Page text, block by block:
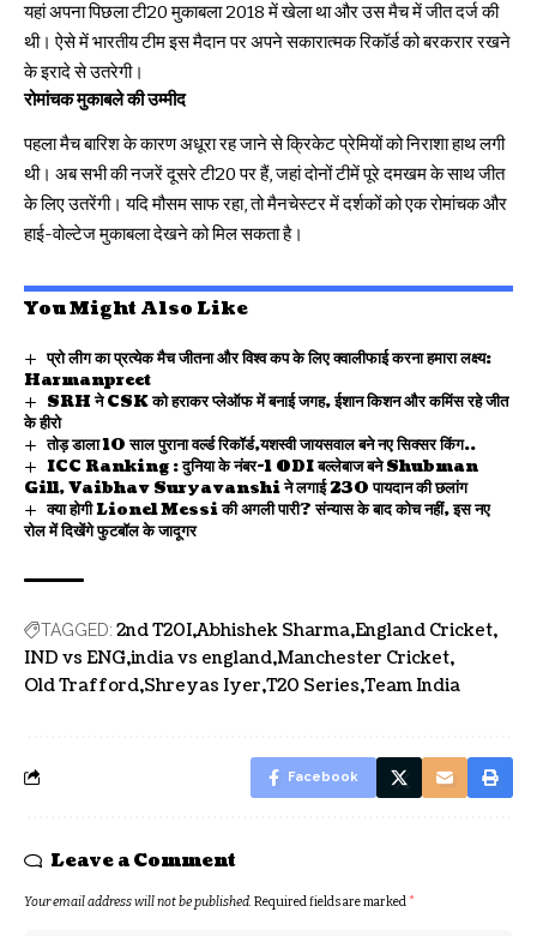
यहां अपना पिछला टी20 मुकाबला 2018 में खेला था और उस मैच में जीत दर्ज की
थी। ऐसे में भारतीय टीम इस मैदान पर अपने सकारात्मक रिकॉर्ड को बरकरार रखने
के इरादे से उतरेगी।
रोमांचक मुकाबले की उम्मीद
पहला मैच बारिश के कारण अधूरा रह जाने से क्रिकेट प्रेमियों को निराशा हाथ लगी
थी। अब सभी की नजरें दूसरे टी20 पर हैं, जहां दोनों टीमें पूरे दमखम के साथ जीत
के लिए उतरेंगी। यदि मौसम साफ रहा, तो मैनचेस्टर में दर्शकों को एक रोमांचक और
हाई-वोल्टेज मुकाबला देखने को मिल सकता है।
You Might Also Like
प्रो लीग का प्रत्येक मैच जीतना और विश्व कप के लिए क्वालीफाई करना हमारा लक्ष्य:
Harmanpreet
SRH ने CSK को हराकर प्लेऑफ में बनाई जगह, ईशान किशन और कमिंस रहे जीत
के हीरो
तोड़ डाला 10 साल पुराना वर्ल्ड रिकॉर्ड,यशस्वी जायसवाल बने नए सिक्सर किंग..
ICC Ranking : दुनिया के नंबर-1 ODI बल्लेबाज बने Shubman
Gill, Vaibhav Suryavanshi ने लगाई 230 पायदान की छलांग
क्या होगी Lionel Messi की अगली पारी? संन्यास के बाद कोच नहीं, इस नए
रोल में दिखेंगे फुटबॉल के जादूगर
TAGGED: 2nd T20I Abhishek Sharma England Cricket
IND vs ENG india vs england Manchester Cricket
Old Trafford Shreyas Iyer T20 Series Team India
Facebook
Leave a Comment
Your email address will not be published.Required fields are marked*